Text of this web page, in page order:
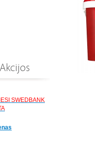
SWEDBANK